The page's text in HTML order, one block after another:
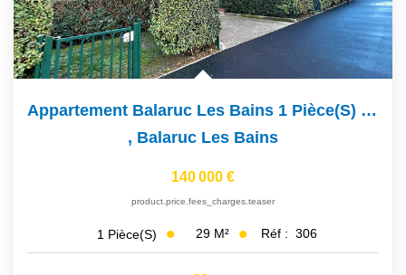
Appartement Balaruc Les Bains 1 Pièce(s) 28.700 M2
, Balaruc Les Bains
140 000 €
product.price.fees_charges.teaser
1 Pièce(s) 29 M² Réf : 306